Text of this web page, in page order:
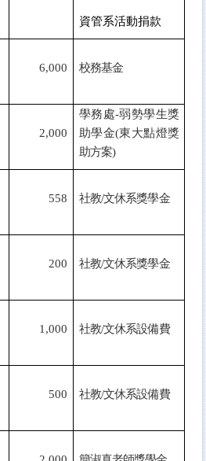
資管系活動捐款
6,000 校務基金
2,000
學務處-弱勢學生獎
助學金(東大點燈獎
助方案)
558 社教/文休系獎學金
200 社教/文休系獎學金
1,000 社教/文休系設備費
500 社教/文休系設備費